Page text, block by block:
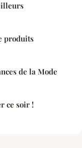
produits
de la Mode
ce soir !